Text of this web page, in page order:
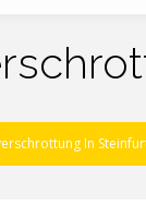
In